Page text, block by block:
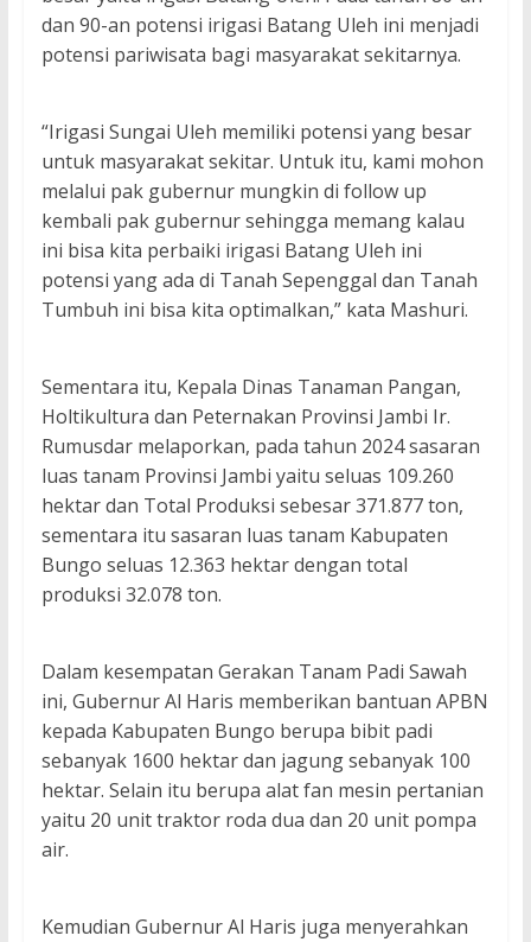
dan 90-an potensi irigasi Batang Uleh ini menjadi
potensi pariwisata bagi masyarakat sekitarnya.
“Irigasi Sungai Uleh memiliki potensi yang besar
untuk masyarakat sekitar. Untuk itu, kami mohon
melalui pak gubernur mungkin di follow up
kembali pak gubernur sehingga memang kalau
ini bisa kita perbaiki irigasi Batang Uleh ini
potensi yang ada di Tanah Sepenggal dan Tanah
Tumbuh ini bisa kita optimalkan,” kata Mashuri.
Sementara itu, Kepala Dinas Tanaman Pangan,
Holtikultura dan Peternakan Provinsi Jambi Ir.
Rumusdar melaporkan, pada tahun 2024 sasaran
luas tanam Provinsi Jambi yaitu seluas 109.260
hektar dan Total Produksi sebesar 371.877 ton,
sementara itu sasaran luas tanam Kabupaten
Bungo seluas 12.363 hektar dengan total
produksi 32.078 ton.
Dalam kesempatan Gerakan Tanam Padi Sawah
ini, Gubernur Al Haris memberikan bantuan APBN
kepada Kabupaten Bungo berupa bibit padi
sebanyak 1600 hektar dan jagung sebanyak 100
hektar. Selain itu berupa alat fan mesin pertanian
yaitu 20 unit traktor roda dua dan 20 unit pompa
air.
Kemudian Gubernur Al Haris juga menyerahkan